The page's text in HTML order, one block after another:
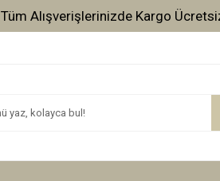
Tüm Alışverişlerinizde Kargo